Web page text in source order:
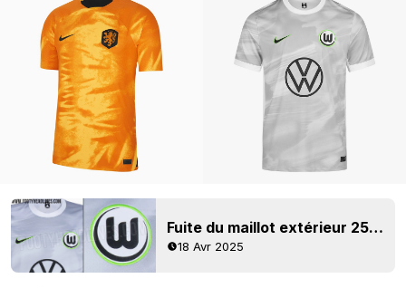
Fuite du maillot extérieur 25-26 de Wolfsburg
18 Avr 2025